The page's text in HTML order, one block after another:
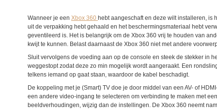
Wanneer je een Xbox 360 hebt aangeschaft en deze wilt installeren, is
uit de verpakking hebt gehaald en het beschermingsmateriaal hebt
geventileerd is. Het is belangrijk om de Xbox 360 vrij te houden van
kwijt te kunnen. Belast daarnaast de Xbox 360 niet met andere
Sluit vervolgens de voeding aan op de console en steek de stekker in
weggestopt zodat deze zo min mogelijk wordt aangeraakt. Een
telkens iemand op gaat staan, waardoor de kabel beschadigt.
De koppeling met je (Smart) TV doe je door middel van een AV- of
een andere video-ingang te selecteren om verbinding te maken met
beeldverhoudingen, wijzig dan de instellingen. De Xbox 360 neemt